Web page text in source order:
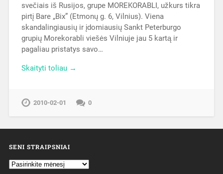
svečiais iš Rusijos, grupe MOREKORABLI, užkurs tikra
pirtį Bare „Bix” (Etmonų g. 6, Vilnius). Viena
skandalingiausių ir įdomiausių Sankt Peterburgo
grupių Morekorabli viešės Vilniuje jau 5 kartą ir
pagaliau pristatys savo…
Skaityti toliau →
2010-02-01 0
SENI STRAIPSNIAI